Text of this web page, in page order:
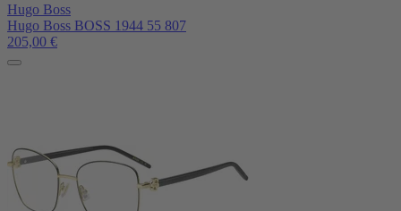
Hugo Boss
Hugo Boss BOSS 1944 55 807
205,00 €